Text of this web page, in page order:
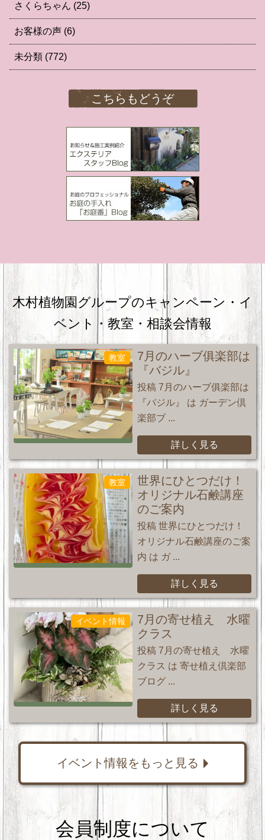
さくらちゃん (25)
お客様の声 (6)
未分類 (772)
こちらもどうぞ
木村植物園グループのキャンペーン・ イ
ベント・教室・相談会情報
教室
7月のハーブ俱楽部は
『バジル』
投稿 7月のハーブ俱楽部は
『バジル』 は ガーデン倶
楽部ブ ...
詳しく見る
教室
世界にひとつだけ！
オリジナル石鹸講座
のご案内
投稿 世界にひとつだけ！
オリジナル石鹸講座のご案
内 は ガ ...
詳しく見る
イベント情報
7月の寄せ植え 水曜
クラス
投稿 7月の寄せ植え 水曜
クラス は 寄せ植え倶楽部
ブログ ...
詳しく見る
イベント情報をもっと見る
会員制度について